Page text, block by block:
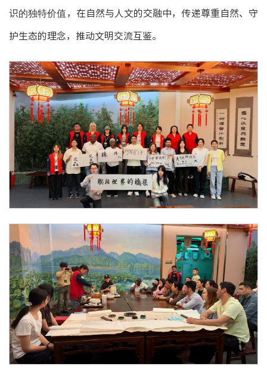
识的独特价值 ，在自然与人文的交融中，传递尊重自然、守
护生态的理念，推动文明交流互鉴。